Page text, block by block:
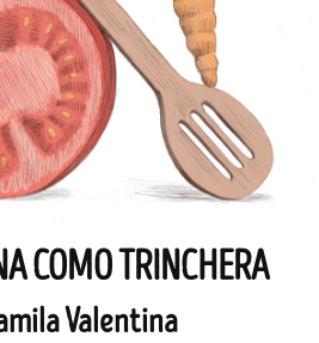
COMO TRINCHERA
Valentina